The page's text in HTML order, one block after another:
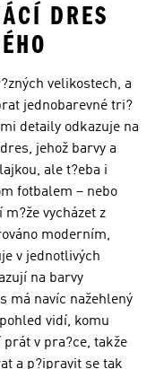
DRES
velikostech, a
jednobarevné tri?
detaily odkazuje na
jehož barvy a
ale t?eba i
fotbalem – nebo
vycházet z
moderním,
v jednotlivých
na barvy
má navíc nažehlený
vidí, komu
v pra?ce, takže
a p?ipravit se tak